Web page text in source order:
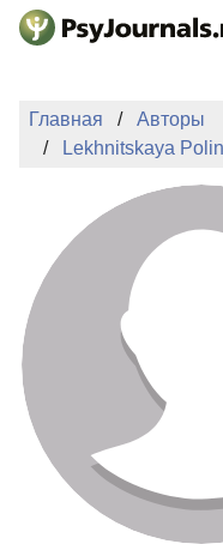
Перейти к основному
Регистрация
Главная
Авторы
Lekhnitskaya